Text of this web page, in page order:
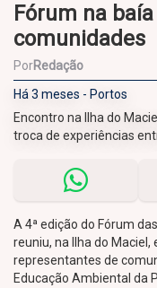
Fórum na
comunidades
PorRedação
Há 3 meses - Portos
Encontro na Ilha do
troca de experiências
A 4ª edição do Fórum
reuniu, na Ilha do
representantes de
Educação Ambiental da